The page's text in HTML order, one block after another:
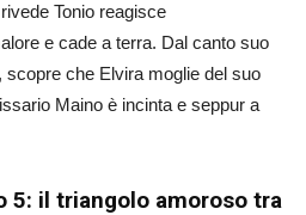
Tonio reagisce
e cade a terra. Dal canto suo
, scopre che Elvira moglie del suo
Maino è incinta e seppur a
5: il triangolo amoroso tra